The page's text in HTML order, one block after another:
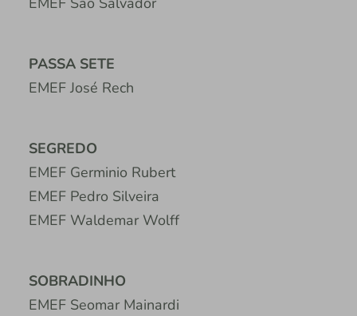
PASSA SETE
EMEF José Rech
SEGREDO
EMEF Germinio Rubert
EMEF Pedro Silveira
EMEF Waldemar Wolff
SOBRADINHO
EMEF Seomar Mainardi